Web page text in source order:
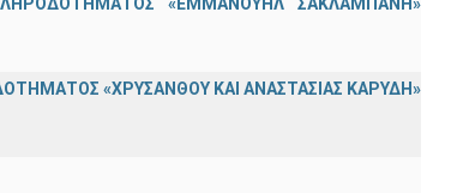
«ΕΜΜΑΝΟΥΗΛ ΣΑΚΛΑΜΠΑΝΗ»
«ΧΡΥΣΑΝΘΟΥ ΚΑΙ ΑΝΑΣΤΑΣΙΑΣ ΚΑΡΥΔΗ»